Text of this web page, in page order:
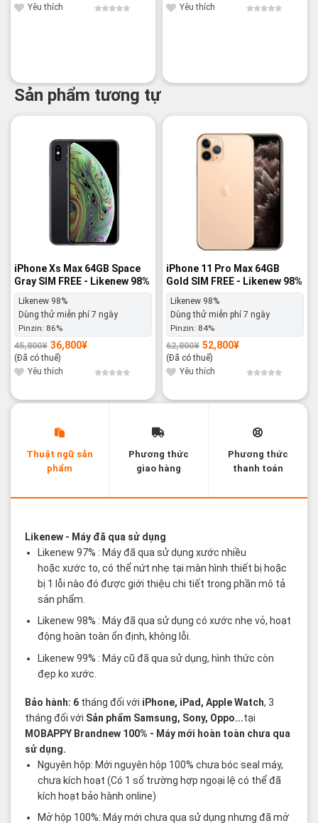
Yêu thích
Yêu thích
Sản phẩm tương tự
iPhone Xs Max 64GB Space
Gray SIM FREE - Likenew 98%
Likenew 98%
Dùng thử miễn phí 7 ngày
Pinzin: 86%
45,800¥
Giá
gốc
là:
45,800¥.
36,800¥
Giá
hiện
tại
là:
36,800¥.
(Đã có thuế)
Yêu thích
iPhone 11 Pro Max 64GB
Gold SIM FREE - Likenew 98%
Likenew 98%
Dùng thử miễn phí 7 ngày
Pinzin: 84%
62,800¥
Giá
gốc
là:
62,800¥.
52,800¥
Giá
hiện
tại
là:
52,800¥.
(Đã có thuế)
Yêu thích
Thuật ngữ sản
phẩm
Phương thức
giao hàng
Phương thức
thanh toán
Likenew- Máy đã qua sử dụng
Likenew 97% : Máy đã qua sử dụng xước nhiều
hoặc xước to, có thể nứt nhẹ tại màn hình thiết bị hoặc
bị 1 lỗi nào đó được giới thiệu chi tiết trong phần mô tả
sản phẩm.
Likenew 98% : Máy đã qua sử dụng có xước nhẹ vỏ, hoạt
động hoàn toàn ổn định, không lỗi.
Likenew 99% : Máy cũ đã qua sử dụng, hình thức còn
đẹp ko xước.
Bảo hành: 6 tháng đối với iPhone, iPad, Apple Watch, 3
tháng đối với Sản phẩm Samsung, Sony, Oppo...tại
MOBAPPY Brandnew 100% - Máy mới hoàn toàn chưa qua
sử dụng.
Nguyên hộp: Mới nguyên hộp 100% chưa bóc seal máy,
chưa kích hoạt (Có 1 số trường hợp ngoại lệ có thể đã
kích hoạt bảo hành online)
Mở hộp 100%: Máy mới chưa qua sử dụng nhưng đã mở